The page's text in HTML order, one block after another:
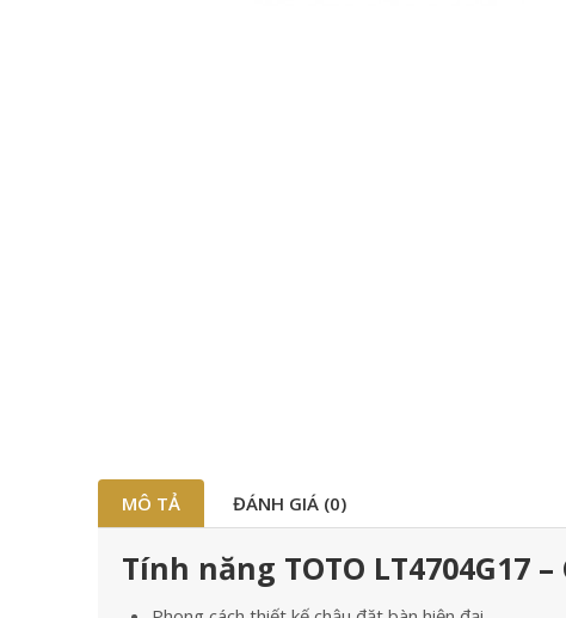
MÔ TẢ ĐÁNH GIÁ (0)
Tính năng TOTO LT4704G17